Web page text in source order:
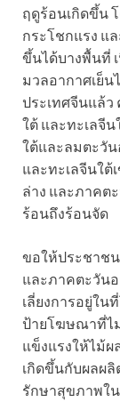
ฤดูร้อนเกิดขึ้น
กระโชกแรง แ
ขึ้นได้บางพื้นที่
มวลอากาศเย็
ประเทศจีนแล้
ใต้ และทะเลจี
ใต้และลมตะวั
และทะเลจีนใ
ล่าง และภาคต
ร้อนถึงร้อนจัด
ขอให้ประชาช
และภาคตะวัน
เลี่ยงการอยู่ใน
ป้ายโฆษณาที่ไ
แข็งแรงให้ไม้ผ
เกิดขึ้นกับผลผลิ
รักษาสุขภาพใ